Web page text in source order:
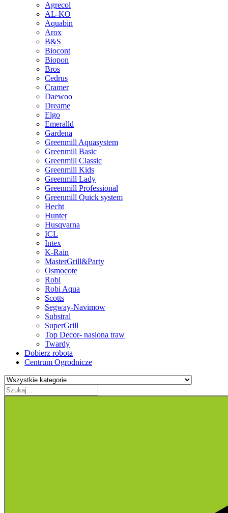
Agrecol
AL-KO
Aquabin
Arox
B&S
Biocont
Biopon
Bros
Cedrus
Cramer
Daewoo
Dreame
Elgo
Emeralld
Gardena
Greenmill Aquasystem
Greenmill Basic
Greenmill Classic
Greenmill Kids
Greenmill Lady
Greenmill Professional
Greenmill Quick system
Hecht
Hunter
Husqvarna
ICL
Intex
K-Rain
MasterGrill&Party
Osmocote
Robi
Robi Aqua
Scotts
Segway-Navimow
Substral
SuperGrill
Top Decor- nasiona traw
Twardy
Dobierz robota
Centrum Ogrodnicze